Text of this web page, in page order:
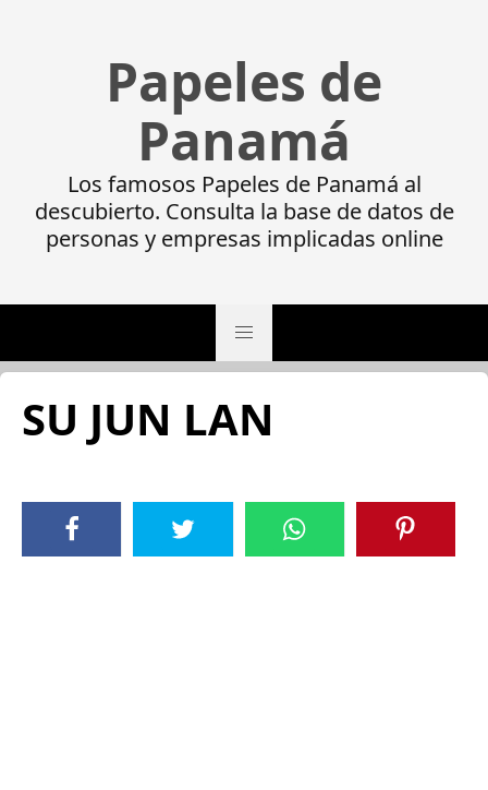
Papeles de
Panamá
Los famosos Papeles de Panamá al
descubierto. Consulta la base de datos de
personas y empresas implicadas online
SU JUN LAN